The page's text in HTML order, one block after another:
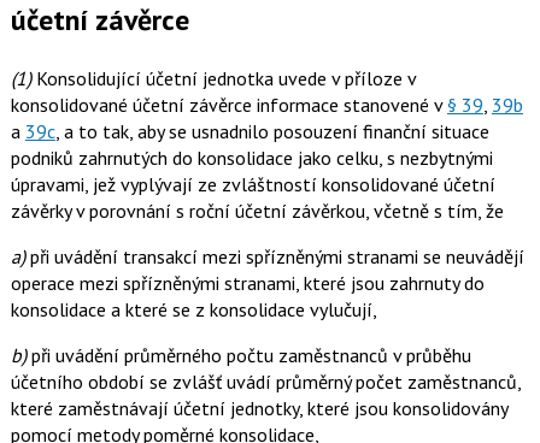
účetní závěrce
(1)Konsolidující účetní jednotka uvede v příloze v
konsolidované účetní závěrce informace stanovené v§ 39, 39b
a 39c, a to tak, aby se usnadnilo posouzení finanční situace
podniků zahrnutých do konsolidace jako celku, s nezbytnými
úpravami, jež vyplývají ze zvláštností konsolidované účetní
závěrky v porovnání s roční účetní závěrkou, včetně s tím, že
a)při uvádění transakcí mezi spřízněnými stranami se neuvádějí
operace mezi spřízněnými stranami, které jsou zahrnuty do
konsolidace a které se z konsolidace vylučují,
b)při uvádění průměrného počtu zaměstnanců v průběhu
účetního období se zvlášť uvádí průměrný počet zaměstnanců,
které zaměstnávají účetní jednotky, které jsou konsolidovány
pomocí metody poměrné konsolidace,